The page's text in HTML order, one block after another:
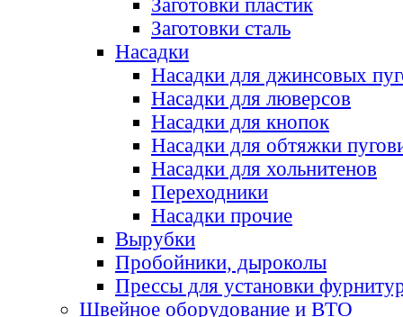
Заготовки пластик
Заготовки сталь
Насадки
Насадки для джинсовых
Насадки для люверсов
Насадки для кнопок
Насадки для обтяжки
Насадки для хольнитенов
Переходники
Насадки прочие
Вырубки
Пробойники, дыроколы
Прессы для установки
Швейное оборудование и ВТО